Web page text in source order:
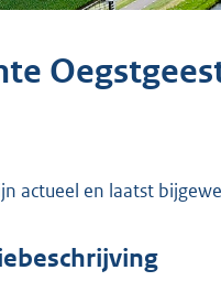
actueel en laatst